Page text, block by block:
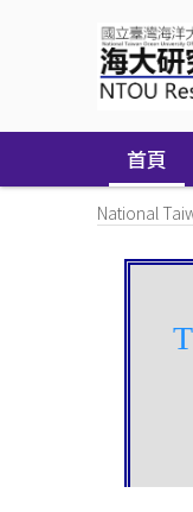
首頁
National